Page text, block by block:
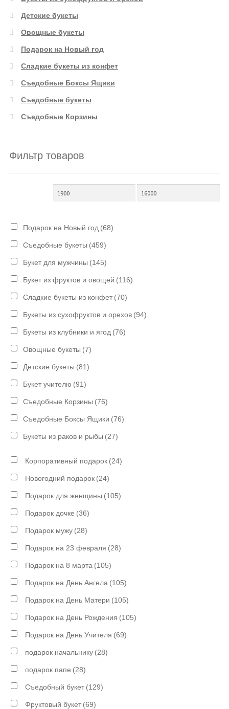
Детские букеты
Овощные букеты
Подарок на Новый год
Сладкие букеты из конфет
Съедобные Боксы Ящики
Съедобные букеты
Съедобные Корзины
Фильтр товаров
Подарок на Новый год (68)
Съедобные букеты (459)
Букет для мужчины (145)
Букет из фруктов и овощей (116)
Сладкие букеты из конфет (70)
Букеты из сухофруктов и орехов (94)
Букеты из клубники и ягод (76)
Овощные букеты (7)
Детские букеты (81)
Букет учителю (91)
Съедобные Корзины (76)
Съедобные Боксы Ящики (76)
Букеты из раков и рыбы (27)
Корпоративный подарок (24)
Новогодний подарок (24)
Подарок для женщины (105)
Подарок дочке (36)
Подарок мужу (28)
Подарок на 23 февраля (28)
Подарок на 8 марта (105)
Подарок на День Ангела (105)
Подарок на День Матери (105)
Подарок на День Рождения (105)
Подарок на День Учителя (69)
подарок начальнику (28)
подарок папе (28)
Съедобный букет (129)
Фруктовый букет (69)